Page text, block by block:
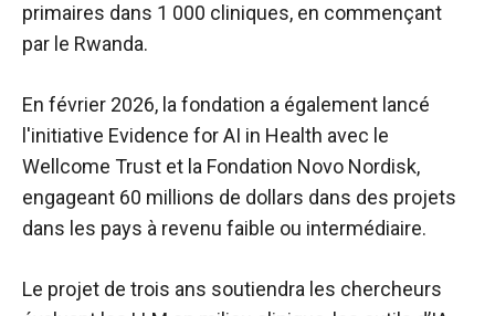
primaires dans 1 000 cliniques, en commençant
par le Rwanda.
En février 2026, la fondation a également lancé
l'initiative Evidence for AI in Health avec le
Wellcome Trust et la Fondation Novo Nordisk,
engageant 60 millions de dollars dans des projets
dans les pays à revenu faible ou intermédiaire.
Le projet de trois ans soutiendra les chercheurs